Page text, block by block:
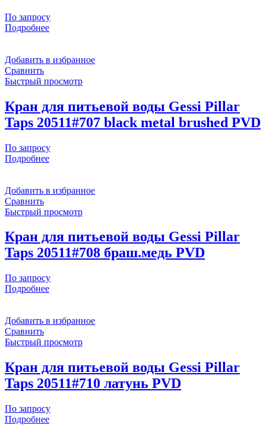
По запросу
Подробнее
Добавить в избранное
Сравнить
Быстрый просмотр
Кран для питьевой воды Gessi Pillar
Taps 20511#707 black metal brushed PVD
По запросу
Подробнее
Добавить в избранное
Сравнить
Быстрый просмотр
Кран для питьевой воды Gessi Pillar
Taps 20511#708 браш.медь PVD
По запросу
Подробнее
Добавить в избранное
Сравнить
Быстрый просмотр
Кран для питьевой воды Gessi Pillar
Taps 20511#710 латунь PVD
По запросу
Подробнее